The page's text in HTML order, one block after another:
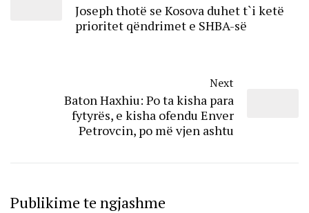
Joseph thotë se Kosova duhet t`i ketë
prioritet qëndrimet e SHBA-së
Next
Baton Haxhiu: Po ta kisha para
fytyrës, e kisha ofendu Enver
Petrovcin, po më vjen ashtu
Publikime te ngjashme